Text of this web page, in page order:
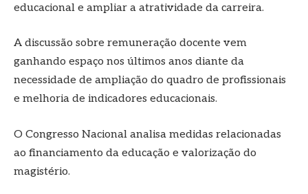
educacional e ampliar a atratividade da carreira.
A discussão sobre remuneração docente vem
ganhando espaço nos últimos anos diante da
necessidade de ampliação do quadro de profissionais
e melhoria de indicadores educacionais.
O Congresso Nacional analisa medidas relacionadas
ao financiamento da educação e valorização do
magistério.